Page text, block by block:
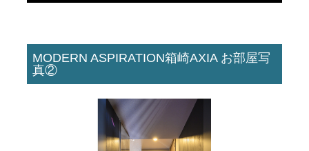
MODERN ASPIRATION箱崎AXIA お部屋写
真②